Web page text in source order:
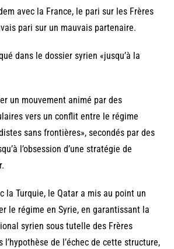
avec la France, le pari sur les Frères
pari sur un mauvais partenaire.
dans le dossier syrien «jusqu’à la
un mouvement animé par des
vers un conflit entre le régime
sans frontières», secondés par des
l’obsession d’une stratégie de
la Turquie, le Qatar a mis au point un
le régime en Syrie, en garantissant la
syrien sous tutelle des Frères
l’hypothèse de l’échec de cette structure,